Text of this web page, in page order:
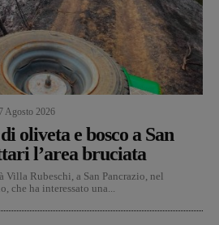
7 Agosto 2026
oliveta e bosco a San
l’area bruciata
Rubeschi, a San Pancrazio, nel
ha interessato una...